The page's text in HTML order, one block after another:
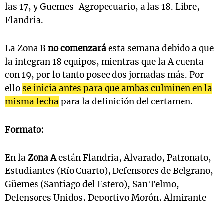
las 17, y Guemes-Agropecuario, a las 18. Libre,
Flandria.
La Zona B no comenzaráesta semana debido a que
la integran 18 equipos, mientras que la A cuenta
con 19, por lo tanto posee dos jornadas más. Por
ello se inicia antes para que ambas culminen en la
misma fechapara la definición del certamen.
Formato:
En laZona Aestán Flandria, Alvarado, Patronato,
Estudiantes (Río Cuarto), Defensores de Belgrano,
Güemes (Santiago del Estero), San Telmo,
Defensores Unidos, Deportivo Morón, Almirante